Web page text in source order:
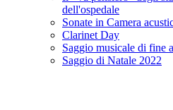
dell'ospedale
Sonate in Camera
Clarinet Day
Saggio musicale di fine
Saggio di Natale 2022